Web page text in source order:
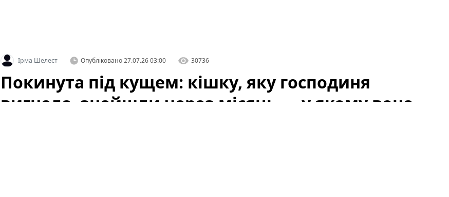
Ірма Шелест Опубліковано27.07.26 03:00 30736
Покинута під кущем: кішку, яку господиня
вигнала, знайшли через місяць — у якому вона